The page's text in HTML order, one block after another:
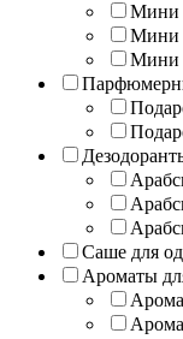
Мини
Мини
Мини
Саше для
Ароматы